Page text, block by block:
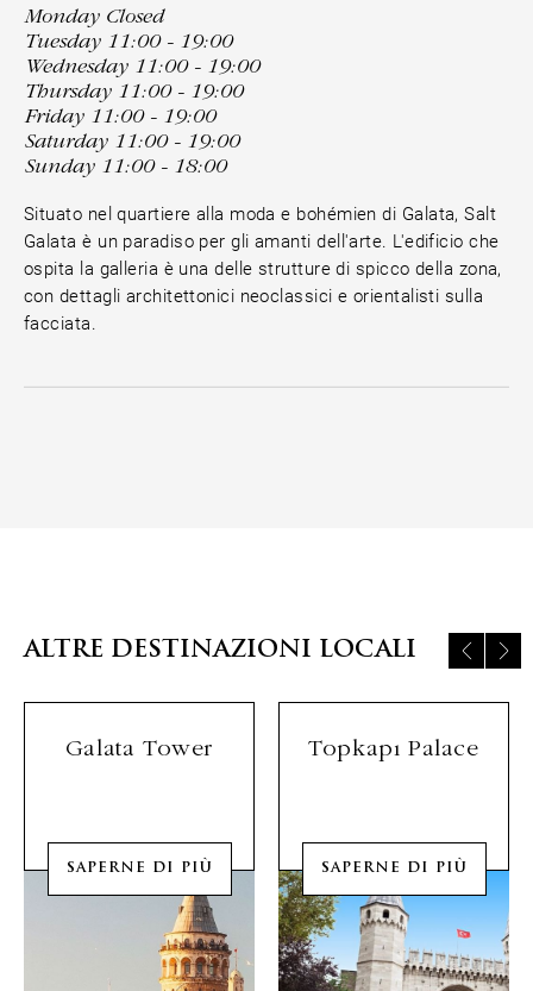
Monday Closed
Tuesday 11:00 - 19:00
Wednesday 11:00 - 19:00
Thursday 11:00 - 19:00
Friday 11:00 - 19:00
Saturday 11:00 - 19:00
Sunday 11:00 - 18:00
Situato nel quartiere alla moda e bohémien di Galata, Salt
Galata è un paradiso per gli amanti dell'arte. L'edificio che
ospita la galleria è una delle strutture di spicco della zona,
con dettagli architettonici neoclassici e orientalisti sulla
facciata.
ALTRE DESTINAZIONI LOCALI
SAPERNE DI PIÙ
Galata Tower
SAPERNE DI PIÙ
Topkapı Palace